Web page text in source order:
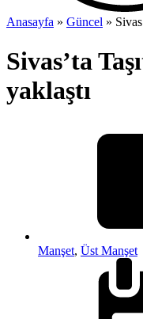
Anasayfa » Güncel »
Sivas’ta
yaklaştı
Manşet, Üst Manşet